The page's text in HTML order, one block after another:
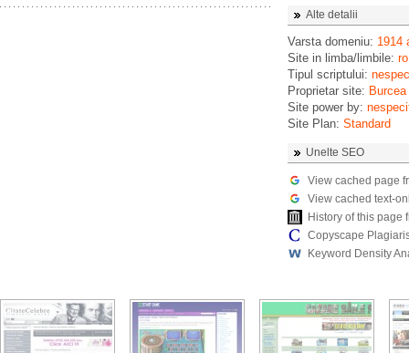
Alte detalii
Varsta domeniu: 1914
Site in limba/limbile: ro
Tipul scriptului:
Proprietar site: Burcea
Site power by:
Site Plan: Standard
Unelte SEO
View cached page
View cached text-
History of this page
Copyscape
Keyword Density